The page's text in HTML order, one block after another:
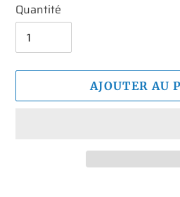
Quantité
AJOUTER AU